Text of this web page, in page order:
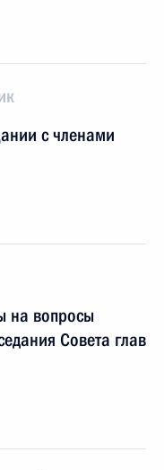
с членами
на вопросы
Совета глав